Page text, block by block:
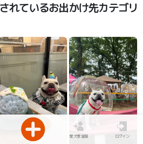
れているお出かけ先カテゴリ
愛犬家登録 ログイン